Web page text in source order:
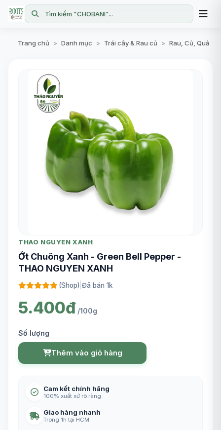
Tìm kiếm "CHOBANI"...
Trang chủ > Danh mục > Trái cây & Rau củ > Rau, Củ, Quả
THAO NGUYEN XANH
Ớt Chuông Xanh - Green Bell Pepper -
THAO NGUYEN XANH
(Shop) Đã bán 1k
5.400đ /100g
Số lượng
Thêm vào giỏ hàng
Cam kết chính hãng
100% xuất xứ rõ ràng
Giao hàng nhanh
Trong 1h tại HCM